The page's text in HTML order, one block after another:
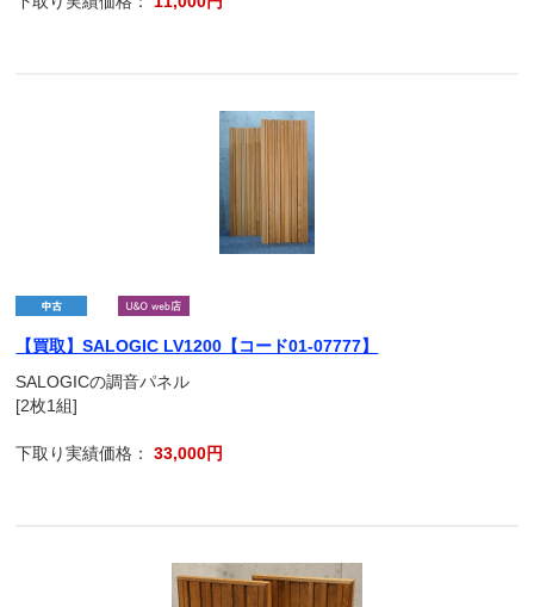
【買取】SALOGIC LV1200【コード01-07777】
SALOGICの調音パネル
[2枚1組]
下取り実績価格：33,000円